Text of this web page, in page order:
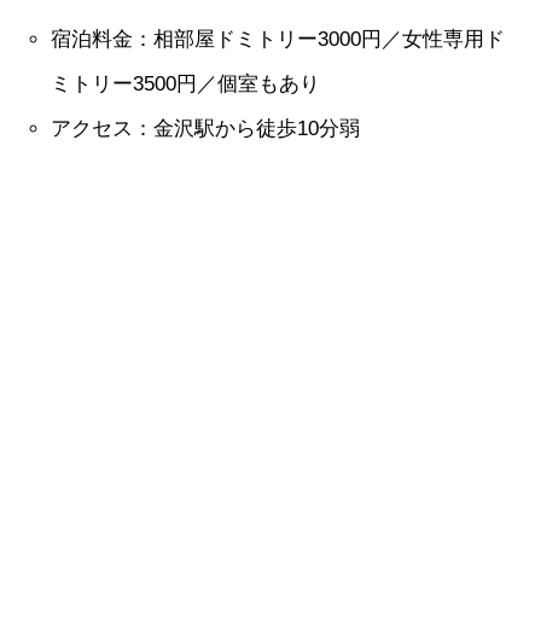
宿泊料金：相部屋ドミトリー3000円／女性専用ド
ミトリー3500円／個室もあり
アクセス：金沢駅から徒歩10分弱